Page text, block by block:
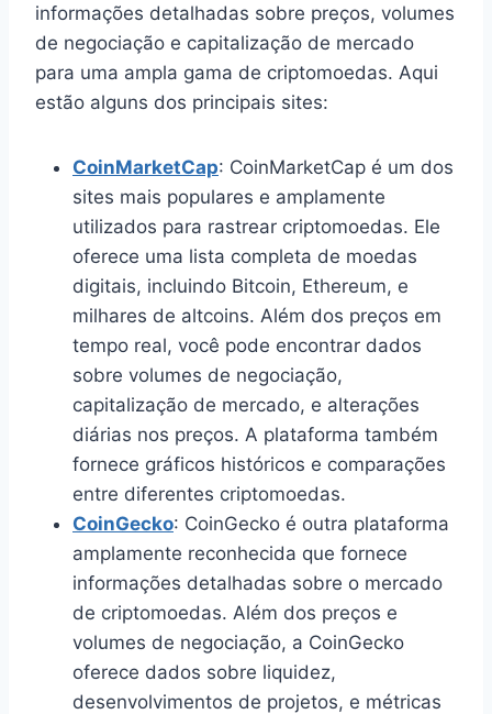
informações detalhadas sobre preços, volumes
de negociação e capitalização de mercado
para uma ampla gama de criptomoedas. Aqui
estão alguns dos principais sites:
CoinMarketCap: CoinMarketCap é um dos
sites mais populares e amplamente
utilizados para rastrear criptomoedas. Ele
oferece uma lista completa de moedas
digitais, incluindo Bitcoin, Ethereum, e
milhares de altcoins. Além dos preços em
tempo real, você pode encontrar dados
sobre volumes de negociação,
capitalização de mercado, e alterações
diárias nos preços. A plataforma também
fornece gráficos históricos e comparações
entre diferentes criptomoedas.
CoinGecko: CoinGecko é outra plataforma
amplamente reconhecida que fornece
informações detalhadas sobre o mercado
de criptomoedas. Além dos preços e
volumes de negociação, a CoinGecko
oferece dados sobre liquidez,
desenvolvimentos de projetos, e métricas